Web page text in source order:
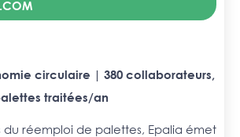
circulaire | 380 collaborateurs,
traitées/an
du réemploi de palettes, Epalia émet